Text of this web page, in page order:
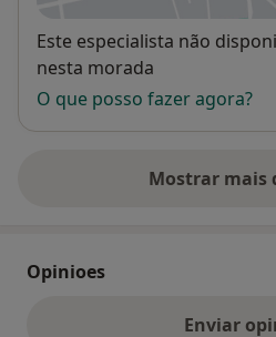
Disponibilidade
Este especialista não
nesta morada
O que posso fazer agora?
Mostrar mais
Opinioes
Enviar